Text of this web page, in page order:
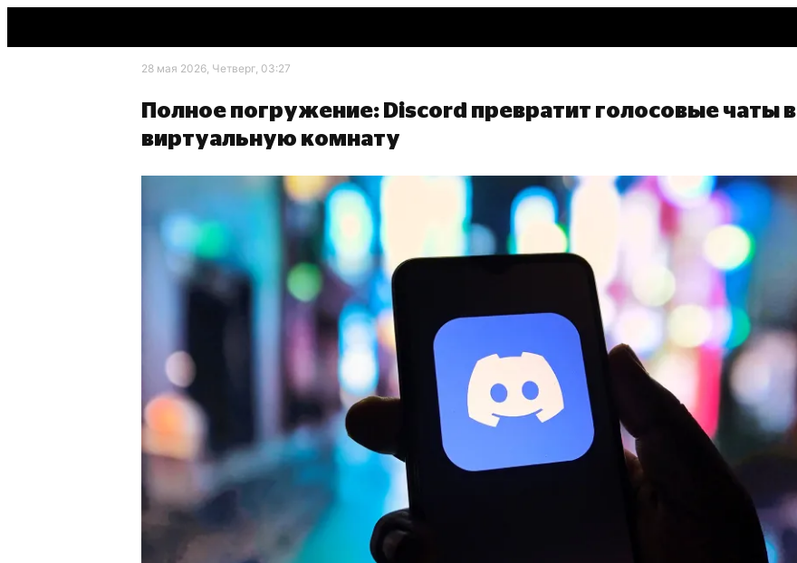
28 мая 2026, Четверг, 03:27
Полное погружение: Discord превратит голосовые чаты в
виртуальную комнату